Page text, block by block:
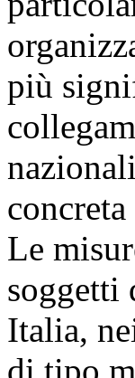
più
Le
soggetti
Italia,
di tipo